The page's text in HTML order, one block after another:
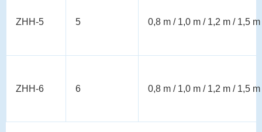
ZHH-5 5 0,8 m / 1,0 m / 1,2 m / 1,5
ZHH-6 6 0,8 m / 1,0 m / 1,2 m / 1,5